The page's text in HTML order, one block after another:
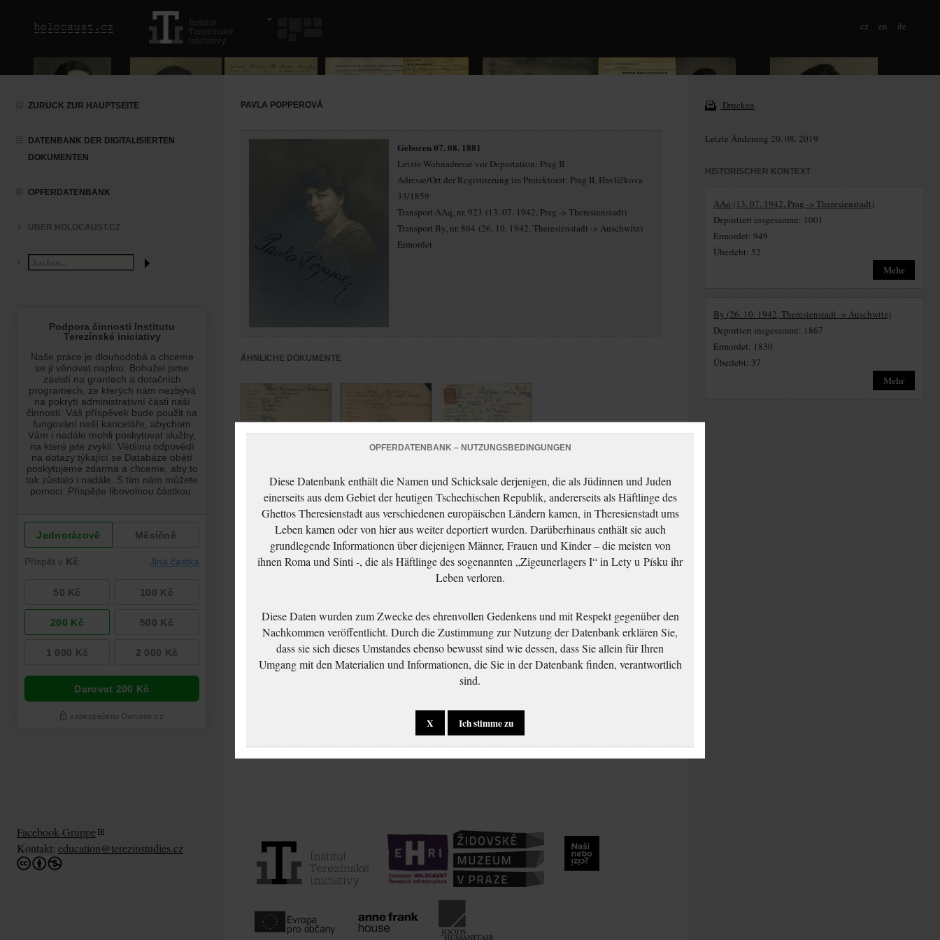
cz en de
ZURÜCK ZUR HAUPTSEITE
DATENBANK DER DIGITALISIERTEN
DOKUMENTEN
OPFERDATENBANK
ÜBER HOLOCAUST.CZ
PAVLA POPPEROVÁ
Geboren 07. 08. 1881
Letzte Wohnadresse vor Deportation: Prag II
Adresse/Ort der Registrierung im Protektorat: Prag II, Havlíčkova
33/1859
Transport AAq, nr. 923 (13. 07. 1942, Prag -> Theresienstadt)
Transport By, nr. 864 (26. 10. 1942, Theresienstadt -> Auschwitz)
Ermordet
ÄHNLICHE DOKUMENTE
Popperová Pavla:
NEZPRACOVÁNO
Popperová Pavla:
NEZPRACOVÁNO
Popperová Pavla:
NEZPRACOVÁNO
Drucken
Letzte Änderung 20. 08. 2019
HISTORISCHER KONTEXT
AAq (13. 07. 1942, Prag -> Theresienstadt)
Deportiert insgesammt: 1001
Ermordet: 949
Überlebt: 52
Mehr
By (26. 10. 1942, Theresienstadt -> Auschwitz)
Deportiert insgesammt: 1867
Ermordet: 1830
Überlebt: 37
Mehr
Facebook-Gruppe
Kontakt: education@terezinstudies.cz
OPFERDATENBANK – NUTZUNGSBEDINGUNGEN
Diese Datenbank enthält die Namen und Schicksale derjenigen, die als Jüdinnen und Juden
einerseits aus dem Gebiet der heutigen Tschechischen Republik, andererseits als Häftlinge des
Ghettos Theresienstadt aus verschiedenen europäischen Ländern kamen, in Theresienstadt ums
Leben kamen oder von hier aus weiter deportiert wurden. Darüberhinaus enthält sie auch
grundlegende Informationen über diejenigen Männer, Frauen und Kinder – die meisten von
ihnen Roma und Sinti -, die als Häftlinge des sogenannten „Zigeunerlagers I“ in Lety u Písku ihr
Leben verloren.
Diese Daten wurden zum Zwecke des ehrenvollen Gedenkens und mit Respekt gegenüber den
Nachkommen veröffentlicht. Durch die Zustimmung zur Nutzung der Datenbank erklären Sie,
dass sie sich dieses Umstandes ebenso bewusst sind wie dessen, dass Sie allein für Ihren
Umgang mit den Materialien und Informationen, die Sie in der Datenbank finden, verantwortlich
sind.
X Ich stimme zu